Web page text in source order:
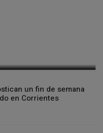
CELEBRA
SUR
un fin de semana
en Corrientes